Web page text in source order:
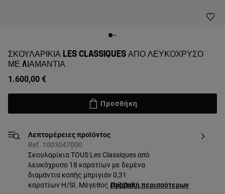
ΣΚΟΥΛΑΡΊΚΙΑ LES CLASSIQUES ΑΠΌ ΛΕΥΚΌΧΡΥΣΟ
ΜΕ ΔΙΑΜΆΝΤΙΑ
1.600,00 €
Προσθήκη
Λεπτομέρειες προϊόντος
Ref. 1003047000
Σκουλαρίκια TOUS Les Classiques από
λευκόχρυσο 18 καρατίων με δεμένα
διαμάντια κοπής μπριγιάν 0,31
καρατίων H/SI. Μέγεθος ροζέτας:Προβολή περισσότερων